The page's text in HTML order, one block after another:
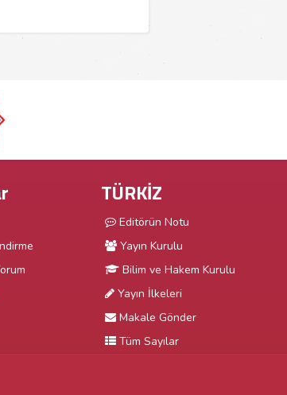
TÜRKİZ
Editörün Notu
Yayın Kurulu
Bilim ve Hakem Kurulu
Yayın İlkeleri
Makale Gönder
Tüm Sayılar